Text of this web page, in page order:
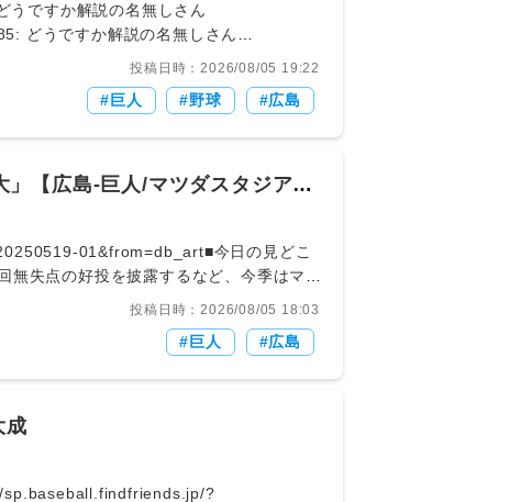
ですか解説の名無しさん
投稿日時：2026/08/05 19:22
巨人 野球 広島
」【広島-巨人/マツダスタジア
01&from=db_art■今日の見どこ
りと試合をつくり、本拠地のファンに勝
投稿日時：2026/08/05 18:03
巨人 広島
成
?